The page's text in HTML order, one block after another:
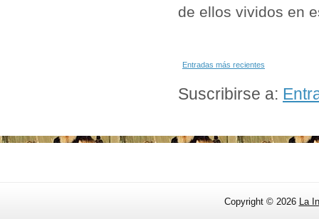
de ellos vividos en
Entradas más recientes
Suscribirse a:
Copyright © 2026 La